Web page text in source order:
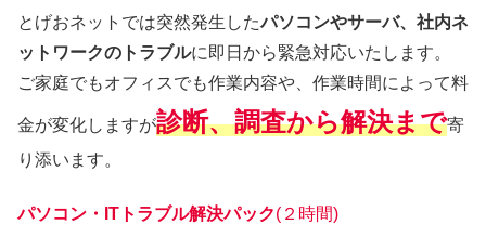
とげおネットでは突然発生したパソコンやサーバ、社内ネ
ットワークのトラブルに即日から緊急対応いたします。
ご家庭でもオフィスでも作業内容や、作業時間によって料
金が変化しますが診断、調査から解決まで寄
り添います。
パソコン・ITトラブル解決パック(２時間)